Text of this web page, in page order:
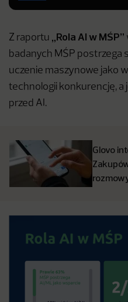
Z raportu „Rola AI w MŚP”
badanych MŚP postrzega
uczenie maszynowe jako
technologii konkurencję, a
przed AI.
Glovo